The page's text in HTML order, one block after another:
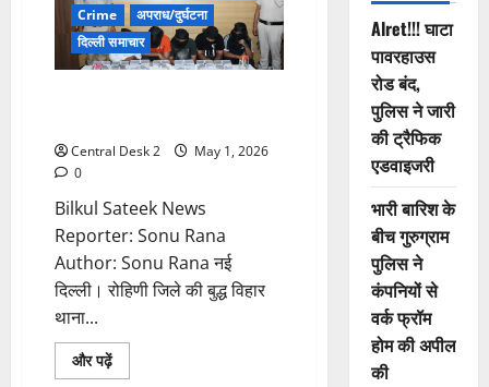
Crime
अपराध/दुर्घटना
दिल्ली समाचार
Central Desk 2
May 1, 2026
0
Bilkul Sateek News
Reporter: Sonu Rana
Author: Sonu Rana नई
दिल्ली। रोहिणी जिले की बुद्ध विहार
थाना...
और पढ़ेंRead
more
Alret!!! घाटा
पावरहाउस
रोड बंद,
पुलिस ने जारी
की ट्रैफिक
एडवाइजरी
भारी बारिश के
बीच गुरुग्राम
पुलिस ने
कंपनियों से
वर्क फ्रॉम
होम की अपील
की